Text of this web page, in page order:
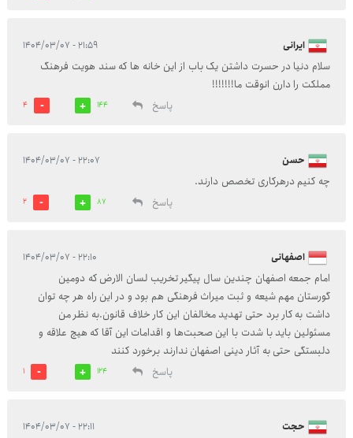
ایرانی ۲۱:۵۹ - ۱۴۰۴/۰۳/۰۷
سلام دنیا در حسرت داشتن یک باب از این خانه ها که سند هویت فرهنگ
مملکت را دارن انوقت ما!!!!!!!
پاسخ
144
4
حسن ۲۲:۰۷ - ۱۴۰۴/۰۳/۰۷
چه کنیم درهرکاری تخصص دارند.
پاسخ
87
2
اصفهانی ۲۲:۱۰ - ۱۴۰۴/۰۳/۰۷
امام جمعه اصفهان چندین سال پیگیر تخریب لسان الارض که دومین
گورستان مهم شیعه و ثبت میراث فرهنگی هم بود و در این راه هر چه توان
داشت به کار برد حتی تهدید مخالفان این کار خلاف قانون.به نظر من
مسئولین باید با شدت با این صحبت‌ها و اقدامات این آقا که هیچ علاقه و
دلبستگی حتی به آثار دینی اصفهان ندارند برخورد کنند
پاسخ
124
1
حجت ۲۲:۱۱ - ۱۴۰۴/۰۳/۰۷